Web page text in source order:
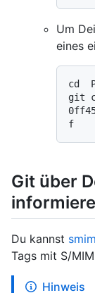
Um
eines
cd
git
Git über
Du kannst
Tags mit S/
Hinweis